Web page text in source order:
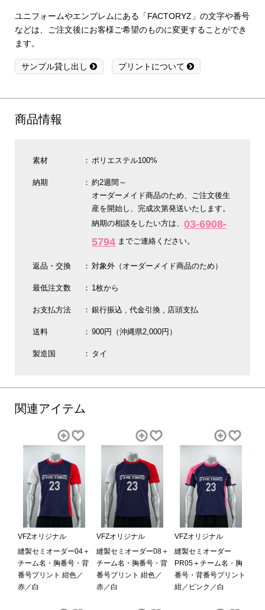
ユニフォームやエンブレムにある「FACTORYZ」の文字や番号
などは、ご注文後にお客様ご希望のものに変更することができ
ます。
サンプル貸し出し プリントについて
商品情報
素材 ポリエステル100%
納期
約2週間～
オーダーメイド商品のため、ご注文後生
産を開始し、完成次第発送いたします。
納期の相談をしたい方は、03-6908-
5794 までご連絡ください。
返品・交換 対象外（オーダーメイド商品のため）
最低注文数 1枚から
お支払方法 銀行振込 代金引換 店頭支払
送料 900円（沖縄県2,000円）
製造国 タイ
関連アイテム
VFZオリジナル
縫製セミオーダー04＋
チーム名・胸番号・背
番号プリント 紺色／
赤／白
VFZオリジナル
縫製セミオーダー08＋
チーム名・胸番号・背
番号プリント 紺色／
赤／白
VFZオリジナル
縫製セミオーダー
PR05＋チーム名・胸
番号・背番号プリント
紺／ピンク／白